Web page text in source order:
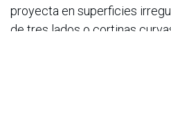
proyecta en superficies
de tres lados o cortinas